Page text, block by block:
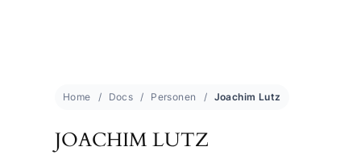
Home Docs Personen Joachim Lutz
JOACHIM LUTZ